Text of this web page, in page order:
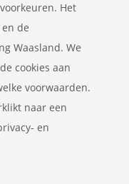
Het
de
Waasland. We
cookies aan
voorwaarden.
naar een
en